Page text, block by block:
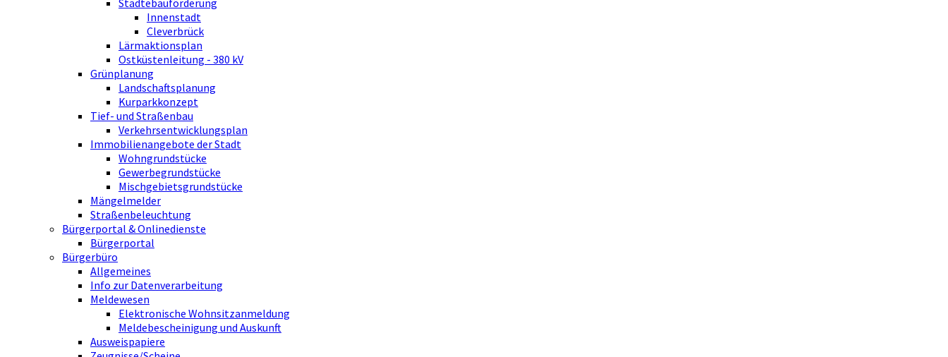
Innenstadt
Cleverbrück
Lärmaktionsplan
Ostküstenleitung - 380 kV
Grünplanung
Landschaftsplanung
Kurparkkonzept
Tief- und Straßenbau
Verkehrsentwicklungsplan
Immobilienangebote der Stadt
Wohngrundstücke
Gewerbegrundstücke
Mischgebietsgrundstücke
Mängelmelder
Straßenbeleuchtung
Bürgerportal & Onlinedienste
Bürgerportal
Bürgerbüro
Allgemeines
Info zur Datenverarbeitung
Meldewesen
Elektronische Wohnsitzanmeldung
Meldebescheinigung und Auskunft
Ausweispapiere